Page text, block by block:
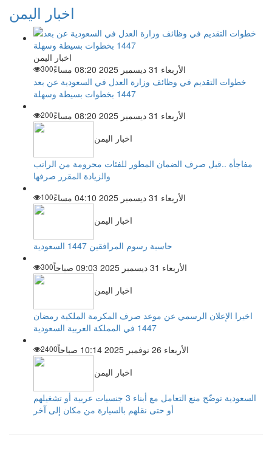
اخبار اليمن
اخبار اليمن
الأربعاء 31 ديسمبر 2025 08:20 مساءً
300
خطوات التقديم في وظائف وزارة العدل في السعودية عن بعد
1447 بخطوات بسيطة وسهلة
الأربعاء 31 ديسمبر 2025 08:20 مساءً
200
اخبار اليمن
مفاجأة ..قبل صرف الضمان المطور للفئات محرومة من الراتب
والزيادة المقرر صرفها
الأربعاء 31 ديسمبر 2025 04:10 مساءً
100
اخبار اليمن
حاسبة رسوم المرافقين 1447 السعودية
الأربعاء 31 ديسمبر 2025 09:03 صباحاً
300
اخبار اليمن
اخيرا الإعلان الرسمي عن موعد صرف المكرمة الملكية رمضان
1447 في المملكة العربية السعودية
الأربعاء 26 نوفمبر 2025 10:14 صباحاً
2400
اخبار اليمن
السعودية توضّح منع التعامل مع أبناء 3 جنسيات عربية أو تشغيلهم
أو حتى نقلهم بالسيارة من مكان إلى آخر